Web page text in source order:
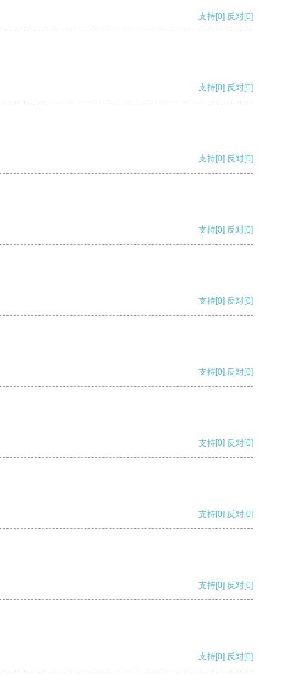
支持[0] 反对[0]
支持[0] 反对[0]
支持[0] 反对[0]
支持[0] 反对[0]
支持[0] 反对[0]
支持[0] 反对[0]
支持[0] 反对[0]
支持[0] 反对[0]
支持[0] 反对[0]
支持[0] 反对[0]